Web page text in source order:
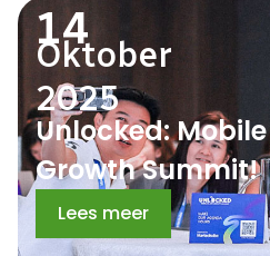
14
Oktober
2025
Unlocked:
Growth Summit!
Lees meer